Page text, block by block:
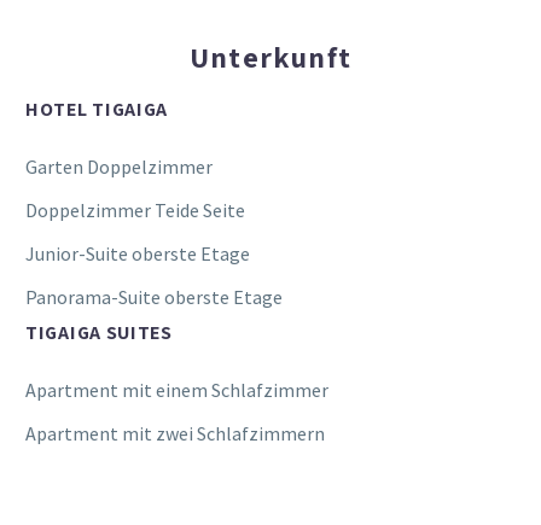
Unterkunft
HOTEL TIGAIGA
Garten Doppelzimmer
Doppelzimmer Teide Seite
Junior-Suite oberste Etage
Panorama-Suite oberste Etage
TIGAIGA SUITES
Apartment mit einem Schlafzimmer
Apartment mit zwei Schlafzimmern